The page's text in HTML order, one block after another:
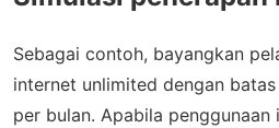
Sebagai contoh, bayangkan
internet unlimited dengan batas
per bulan. Apabila